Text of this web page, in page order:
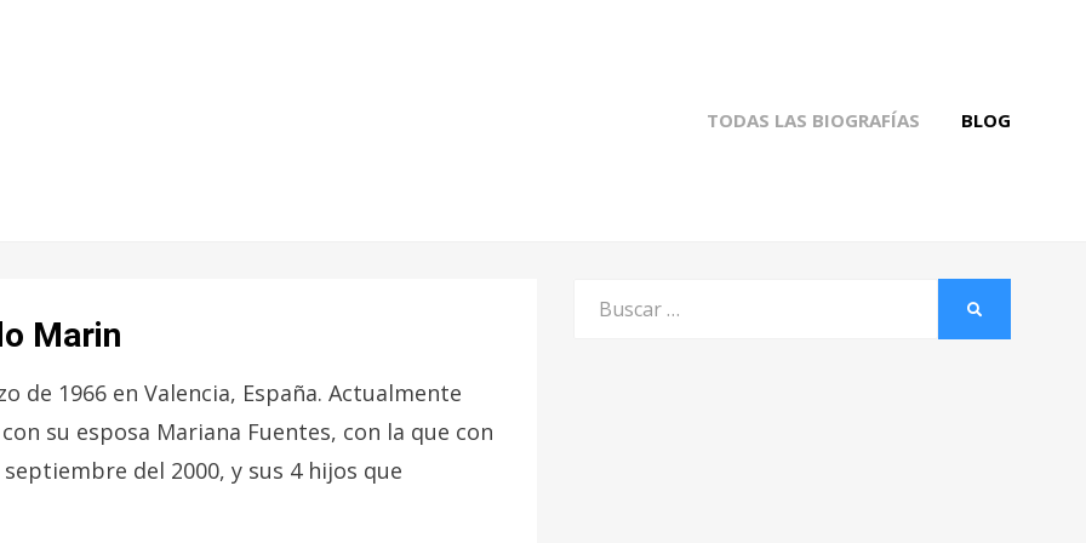
TODAS LAS BIOGRAFÍAS BLOG
Marin
de 1966 en Valencia, España. Actualmente
su esposa Mariana Fuentes, con la que con
del 2000, y sus 4 hijos que
Buscar